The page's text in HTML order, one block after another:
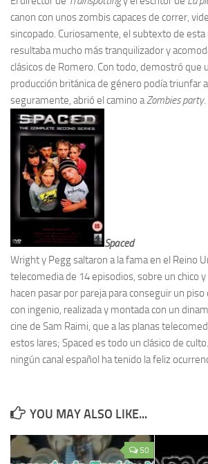
canon con unos zombis capaces de correr,
sincopado. Curiosamente, el subtexto de
resultaba mucho más tranquilizador y
clásicos de Romero. Con todo, demostró que
producción británica de género podía triunfar
seguramente, abrió el camino aZombies party.
Spaced
Wright y Pegg saltaron a la fama en el Reino
telecomedia de 14 episodios, sobre un chico y
hacen pasar por pareja para conseguir un piso
con ingenio, realizada y montada con un
cine de Sam Raimi, que a las planas
estos lares; Spaced es todo un clásico de
ningún canal español ha tenido la feliz
YOU MAY ALSO LIKE...
50